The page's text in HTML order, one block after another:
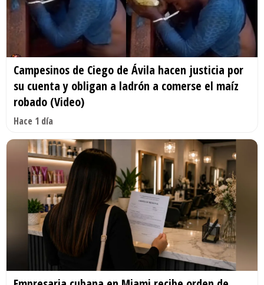
Campesinos de Ciego de Ávila hacen justicia por
su cuenta y obligan a ladrón a comerse el maíz
robado (Video)
Hace 1 día